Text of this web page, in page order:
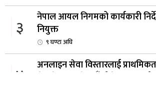
३
नेपाल आयल निगमको कार्यकारी
नियुक्त
९ घण्टा अघि
४
अनलाइन सेवा विस्तारलाई